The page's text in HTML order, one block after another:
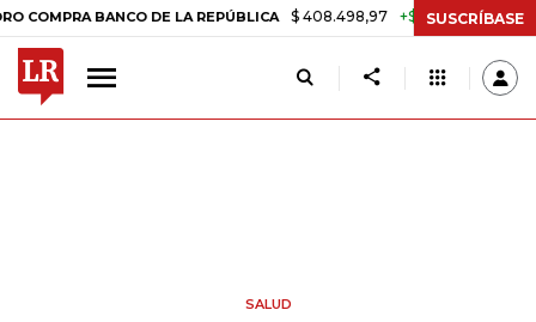
BANCO DE LA REPÚBLICA $ 408.498,97 +$ 8.753,81 +2,19%
SUSCRÍBASE
SALUD